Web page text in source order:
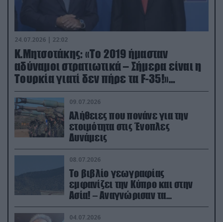
24.07.2026 | 22:02
Κ.Μητσοτάκης: «Το 2019 ήμασταν
αδύναμοι στρατιωτικά – Σήμερα είναι η
Τουρκία γιατί δεν πήρε τα F-35!»
(βίντεο)
09.07.2026
Αλήθειες που πονάνε για την
ετοιμότητα στις Ένοπλες
Δυνάμεις
08.07.2026
Το βιβλίο γεωγραφίας
εμφανίζει την Κύπρο και στην
Ασία! – Αναγνώρισαν τα
κατεχόμενα; (φωτο)
04.07.2026